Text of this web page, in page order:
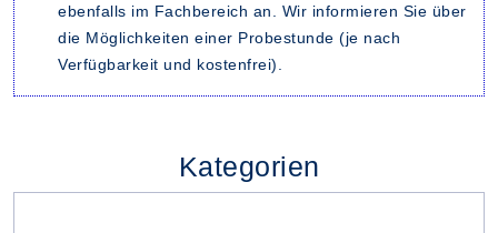
ebenfalls im Fachbereich an. Wir informieren Sie über
die Möglichkeiten einer Probestunde (je nach
Verfügbarkeit und kostenfrei).
Kategorien